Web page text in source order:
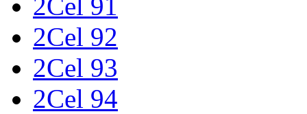
2Cel 92
2Cel 93
2Cel 94